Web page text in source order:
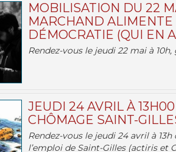
MOBILISATION DU 22
MARCHAND
DÉMOCRATIE (QUI EN
Rendez-vous le jeudi 22 mai à
JEUDI 24 AVRIL À
CHÔMAGE SAINT-
Rendez-vous le jeudi 24 avril à
l’emploi de Saint-Gilles (actiris et